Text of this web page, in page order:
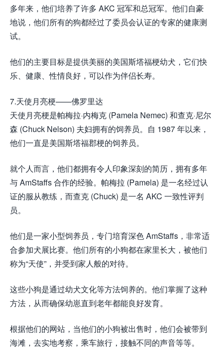
多年来，他们培养了许多 AKC 冠军和总冠军。他们自豪
地说，他们所有的狗都经过了委员会认证的专家的健康测
试。
他们的主要目标是提供美丽的美国斯塔福梗幼犬，它们快
乐、健康、性情良好，可以作为伴侣长寿。
7.天使月亮梗——佛罗里达
天使月亮梗是帕梅拉·内梅克 (Pamela Nemec) 和查克·尼尔
森 (Chuck Nelson) 夫妇拥有的饲养员。自 1987 年以来，
他们一直是美国斯塔福郡梗的饲养员。
就个人而言，他们都拥有令人印象深刻的简历，拥有多年
与 AmStaffs 合作的经验。帕梅拉 (Pamela) 是一名经过认
证的服从教练，而查克 (Chuck) 是一名 AKC 一致性评判
员。
他们是一家小型饲养员，专门培育深色 AmStaffs，非常适
合参加犬展比赛。他们所有的小狗都在家里长大，被他们
称为“天使”，并受到家人般的对待。
这些小狗是通过幼犬文化等方法饲养的。他们掌握了这种
方法，从而确保幼崽直到老年都能良好发育。
根据他们的网站，当他们的小狗被出售时，他们会被带到
海滩，去实地考察，乘车旅行，接触不同的声音等等。